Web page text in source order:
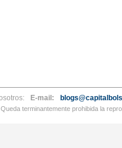
E-mail:
Queda terminantemente prohibida la